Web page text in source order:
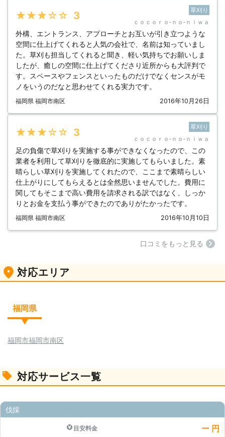
★★★★★ 3
草刈り
ｃｏｃｏｒｏ‐ｎｏ‐ｎｉｗａ
外構、エントランス、アプローチとお互いが引き立つような
空間に仕上げてくれると人気の会社で、名前は知っていまし
た。草刈も担当してくれると聞き、軽い気持ちでお願いしま
したが、癒しの空間に仕上げてくださり近所からも大評判で
す。スペースやフェンスといったものだけでなくセンスがモ
ノをいうのだなと思わせてくれる実力です。
福岡県 福岡市南区 2016年10月26日
★★★★★ 3
草刈り
ｃｏｃｏｒｏ‐ｎｏ‐ｎｉｗａ
足の負傷で草刈りを実施する事ができなくなったので、この
業者を利用して草刈りを徹底的に実施してもらいました。素
晴らしい草刈りを実施してくれたので、ここまで素晴らしい
仕上がりにしてもらえるとは全然思いませんでした。費用に
関してもそこまで高い費用を請求される訳ではなく、しっか
りとお金を支払う事ができたのでありがたかったです。
福岡県 福岡市南区 2016年10月10日
⼝コミをもっと見る
対応エリア
福岡県
福岡市福岡市南区
対応サービス一覧
伐採
目安料金
ー 円